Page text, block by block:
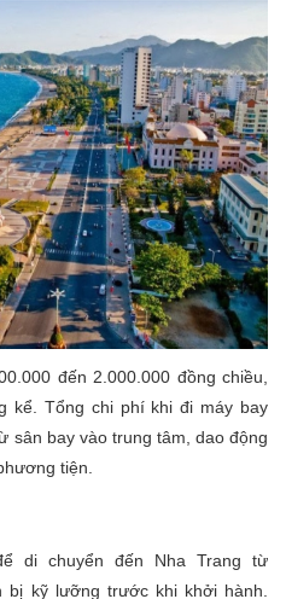
đến 2.000.000 đồng chiều,
kể. Tổng chi phí khi đi máy bay
sân bay vào trung tâm, dao động
tiện.
di chuyển đến Nha Trang từ
bị kỹ lưỡng trước khi khởi hành.